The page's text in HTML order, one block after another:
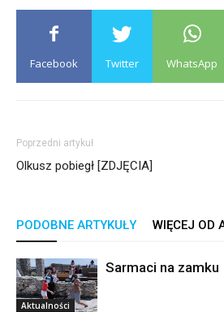
Facebook Twitter WhatsApp
Poprzedni artykuł
Olkusz pobiegł [ZDJĘCIA]
PODOBNE ARTYKUŁY WIĘCEJ OD
Aktualności
Sarmaci na zamku